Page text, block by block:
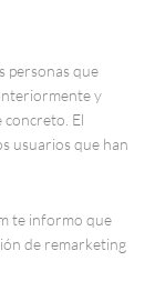
personas que
y
concreto. El
usuarios que han
te informo que
de remarketing